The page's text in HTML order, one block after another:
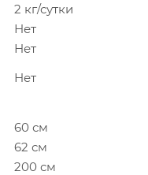
2 кг/сутки
Нет
Нет
Нет
60 см
62 см
200 см